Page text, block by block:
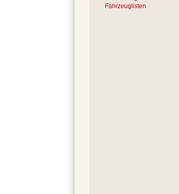
Fahrzeuglisten